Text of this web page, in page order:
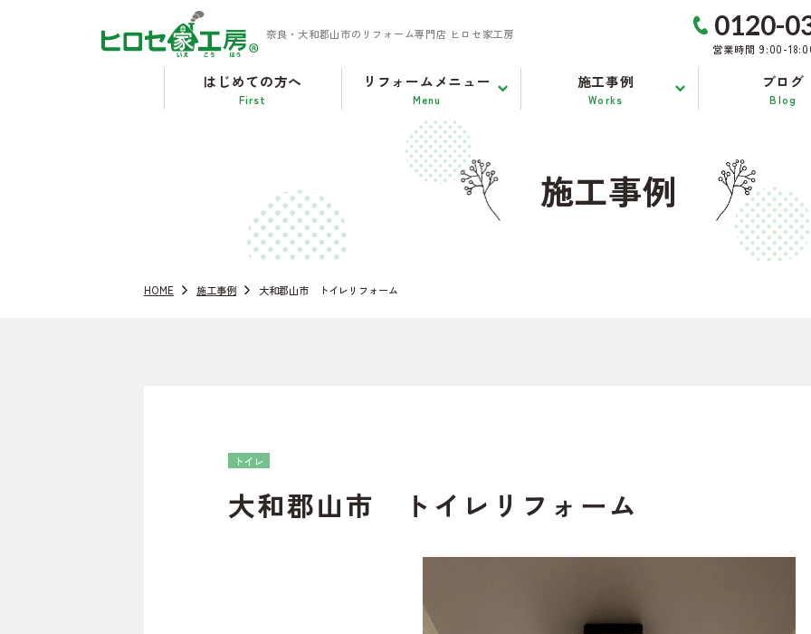
奈良・大和郡山市のリフォーム専門店 ヒロセ家工房 0120-
営業時間 9:00-
はじめての方へ
First
リフォームメニュー
Menu
施工事例
Works
ブログ
Blog
施工事例
HOME 施工事例 大和郡山市 トイレリフォーム
トイレ
大和郡山市 トイレリフォーム